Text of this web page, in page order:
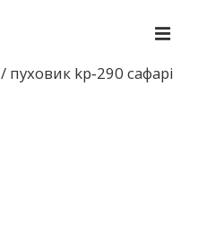
/ пуховик kp‑290 сафарі